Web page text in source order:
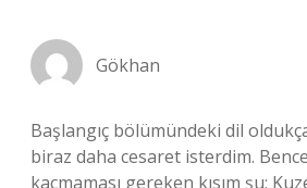
Gökhan
Başlangıç bölümündeki dil
biraz daha cesaret isterdim.
kaçmaması gereken kısım şu: